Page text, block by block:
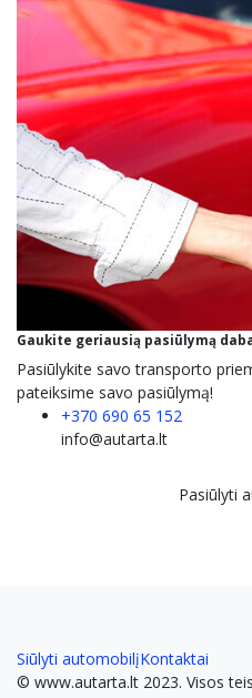
Gaukite geriausią pasiūlymą
Pasiūlykite savo transporto
pateiksime savo pasiūlymą!
+370 690 65 152
info@autarta.lt
Pasiūlyti
Siūlyti automobilįKontaktai
© www.autarta.lt 2023. Visos